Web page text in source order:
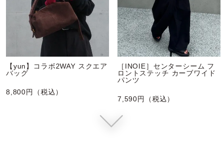
【yun】コラボ2WAY スクエア
バッグ
8,800円（税込）
［INOIE］センターシーム フ
ロントステッチ カーブワイド
パンツ
7,590円（税込）